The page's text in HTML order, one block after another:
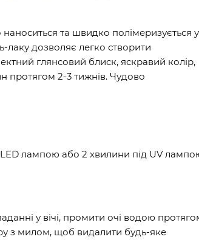
та швидко полімеризується у
лаку дозволяє легко створити
глянсовий блиск, яскравий колір,
протягом 2-3 тижнів. Чудово
лампою або 2 хвилини під UV
у вічі, промити очі водою
з милом, щоб видалити будь-яке